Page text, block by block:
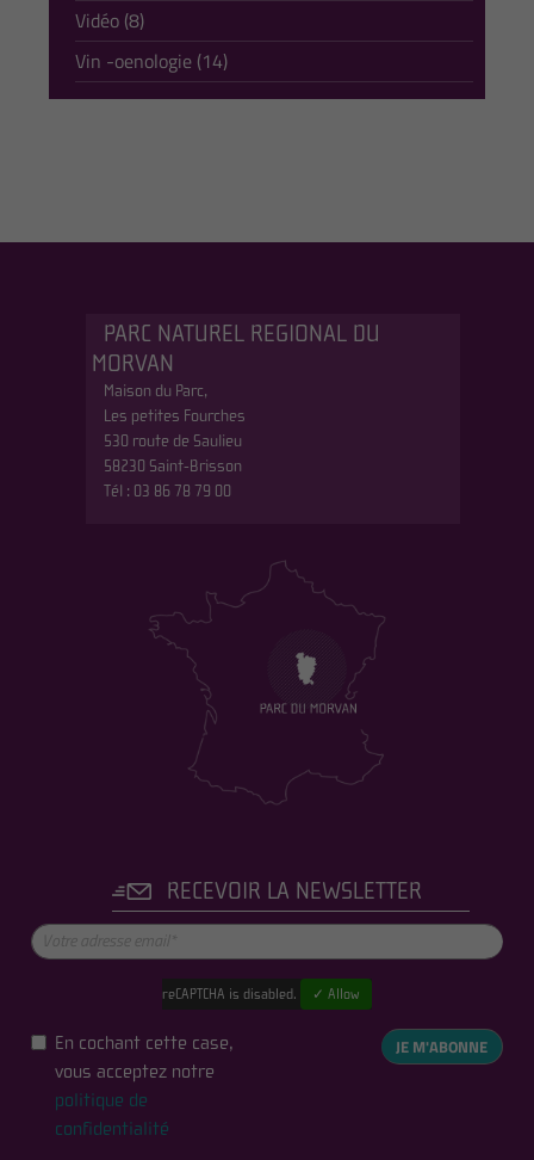
Vidéo (8)
Vin -oenologie (14)
PARC NATUREL REGIONAL DU
MORVAN
Maison du Parc,
Les petites Fourches
530 route de Saulieu
58230 Saint-Brisson
Tél : 03 86 78 79 00
RECEVOIR LA NEWSLETTER
reCAPTCHA is disabled. ✓ Allow
En cochant cette case,
vous acceptez notre
politique de
confidentialité
JE M'ABONNE